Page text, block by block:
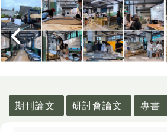
期刊論文
研討會論文 專書